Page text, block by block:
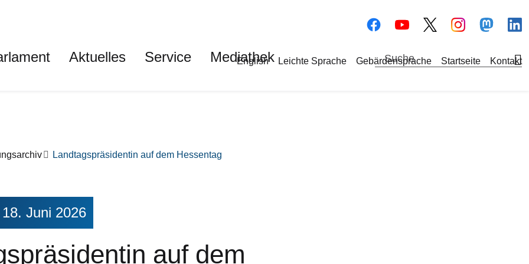
BilddateiBilddatei
Meta-Navigation
English Leichte Sprache Gebärdensprache Startseite Kontakt
Aktuelles Service Mediathek
Landtagspräsidentin auf dem Hessentag
Juni 2026
auf dem